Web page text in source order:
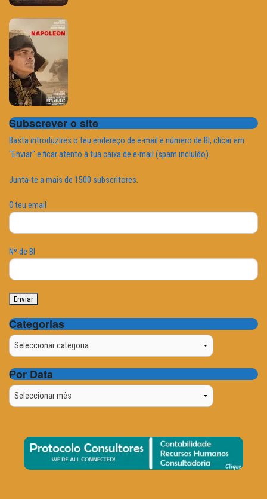
Subscrever o site
Basta introduzires o teu endereço de e-mail e número de BI, clicar em
"Enviar" e ficar atento à tua caixa de e-mail (spam incluído).
Junta-te a mais de 1500 subscritores.
O teu email
Nº de BI
Categorias
Categorias
Por Data
Por
Data